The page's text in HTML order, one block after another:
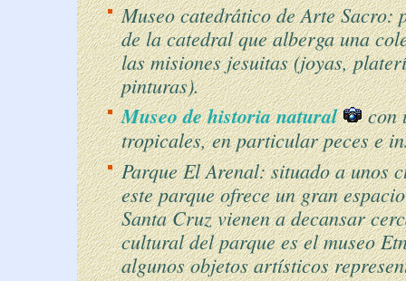
Museo catedrático de Arte Sacro:
de la catedral que alberga una
las misiones jesuitas (joyas,
pinturas).
Museo de historia natural
con
tropicales, en particular peces e
Parque El Arenal: situado a unos
este parque ofrece un gran
Santa Cruz vienen a decansar
cultural del parque es el museo
algunos objetos artísticos